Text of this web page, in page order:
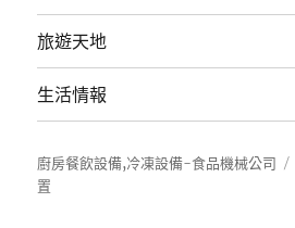
旅遊天地
生活情報
廚房餐飲設備,冷凍設備-食品機械公司
置